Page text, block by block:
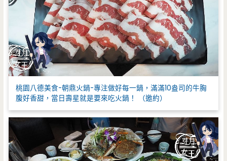
桃園八德美食-朝鼎火鍋-專注做好每一鍋，滿滿10盎司的牛胸
腹好香甜，當日壽星就是要來吃火鍋！ （邀約）